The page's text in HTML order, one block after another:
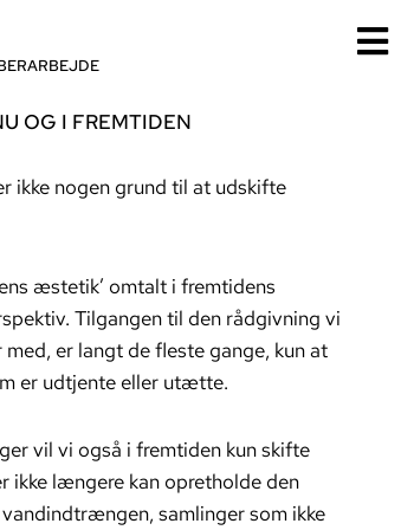
OG I FREMTIDEN
ikke nogen grund til at udskifte
æstetik’ omtalt i fremtidens
Tilgangen til den rådgivning vi
er langt de fleste gange, kun at
er udtjente eller utætte.
vil vi også i fremtiden kun skifte
ikke længere kan opretholde den
samlinger som ikke